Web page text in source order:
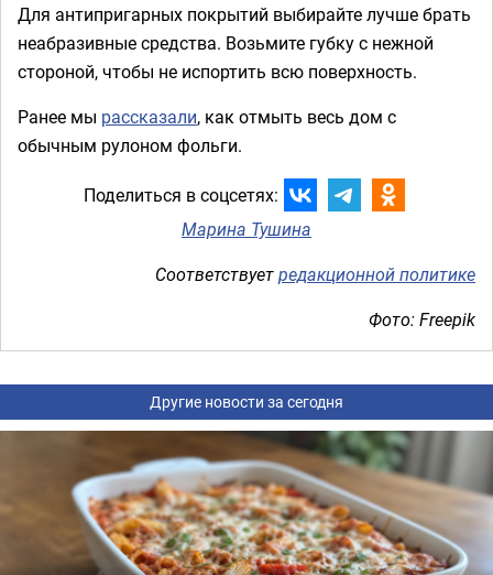
Для антипригарных покрытий выбирайте лучше брать
неабразивные средства. Возьмите губку с нежной
стороной, чтобы не испортить всю поверхность.
Ранее мы рассказали, как отмыть весь дом с
обычным рулоном фольги.
Поделиться в соцсетях:
Марина Тушина
Соответствуетредакционной политике
Фото: Freepik
Другие новости за сегодня